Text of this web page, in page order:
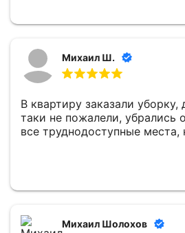
Михаил Ш.
В квартиру заказали уборку,
таки не пожалели, убрались
все труднодоступные места,
Михаил Шолохов